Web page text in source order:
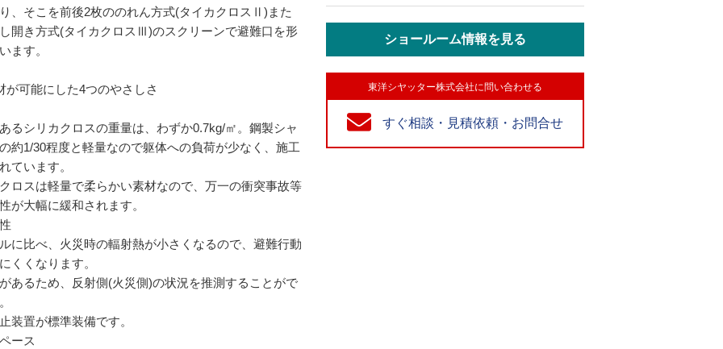
、そこを前後2枚ののれん方式(タイカクロスⅡ)また
開き方式(タイカクロスⅢ)のスクリーンで避難口を形
ます。
が可能にした4つのやさしさ
るシリカクロスの重量は、わずか0.7kg/㎡。鋼製シャ
約1/30程度と軽量なので躯体への負荷が少なく、施工
ています。
ロスは軽量で柔らかい素材なので、万一の衝突事故等
が大幅に緩和されます。
に比べ、火災時の輻射熱が小さくなるので、避難行動
くくなります。
あるため、反射側(火災側)の状況を推測することがで
装置が標準装備です。
ース
ショールーム情報を見る
東洋シヤッター株式会社に問い合わせる
すぐ相談・見積依頼・お問合せ